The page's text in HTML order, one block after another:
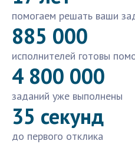
помогаем решать ваши
885 000
исполнителей готовы
4 800 000
заданий уже выполнены
35 секунд
до первого отклика